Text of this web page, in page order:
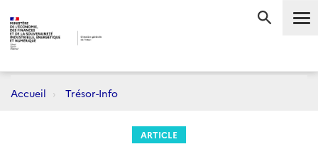
Accueil Trésor-Info
ARTICLE